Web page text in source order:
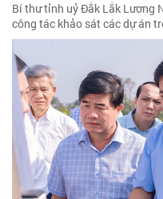
Bí thư tỉnh uỷ Đắk Lắk Lương
công tác khảo sát các dự án